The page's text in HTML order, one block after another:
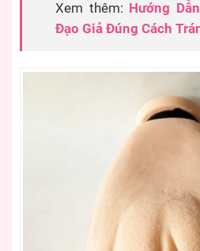
Xem thêm: Hướng
Đạo Giả Đúng Cách